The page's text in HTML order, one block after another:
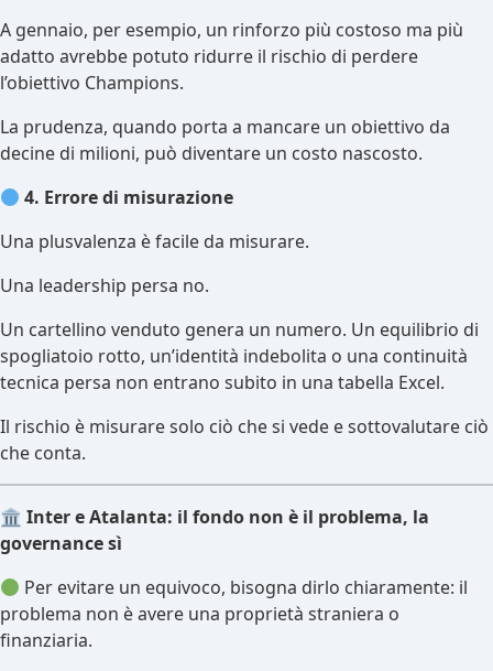
A gennaio, per esempio, un rinforzo più costoso ma più
adatto avrebbe potuto ridurre il rischio di perdere
l’obiettivo Champions.
La prudenza, quando porta a mancare un obiettivo da
decine di milioni, può diventare un costo nascosto.
4. Errore di misurazione
Una plusvalenza è facile da misurare.
Una leadership persa no.
Un cartellino venduto genera un numero. Un equilibrio di
spogliatoio rotto, un’identità indebolita o una continuità
tecnica persa non entrano subito in una tabella Excel.
Il rischio è misurare solo ciò che si vede e sottovalutare ciò
che conta.
🏛 ️ Inter e Atalanta: il fondo non è il problema, la
governance sì
Per evitare un equivoco, bisogna dirlo chiaramente: il
problema non è avere una proprietà straniera o
finanziaria.